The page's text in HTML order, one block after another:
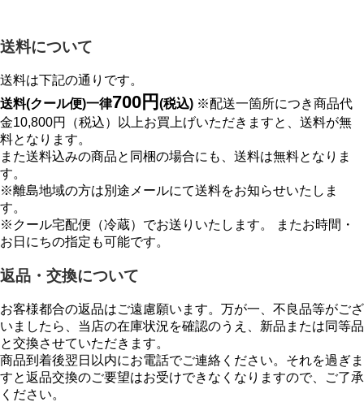
送料について
送料は下記の通りです。
送料(クール便)一律700円 (税込) ※配送一箇所につき商品代
金10,800円（税込）以上お買上げいただきますと、送料が無
料となります。
また送料込みの商品と同梱の場合にも、送料は無料となりま
す。
※離島地域の方は別途メールにて送料をお知らせいたしま
す。
※クール宅配便（冷蔵）でお送りいたします。 またお時間・
お日にちの指定も可能です。
返品・交換について
お客様都合の返品はご遠慮願います。万が一、不良品等がござ
いましたら、当店の在庫状況を確認のうえ、新品または同等品
と交換させていただきます。
商品到着後翌日以内にお電話でご連絡ください。それを過ぎま
すと返品交換のご要望はお受けできなくなりますので、ご了承
ください。